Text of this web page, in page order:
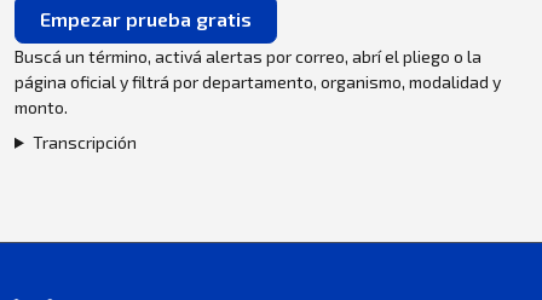
Empezar prueba gratis
Buscá un término, activá alertas por correo, abrí el pliego o la
página oficial y filtrá por departamento, organismo, modalidad y
monto.
Transcripción